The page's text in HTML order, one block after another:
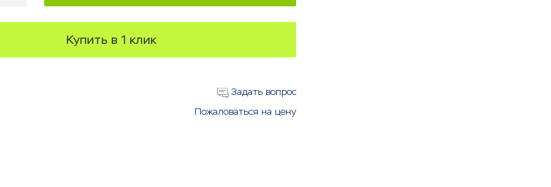
Купить в 1 клик
Задать вопрос
Пожаловаться на цену